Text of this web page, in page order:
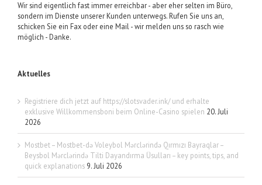
Wir sind eigentlich fast immer erreichbar - aber eher selten im Büro,
sondern im Dienste unserer Kunden unterwegs. Rufen Sie uns an,
schicken Sie ein Fax oder eine Mail - wir melden uns so rasch wie
möglich - Danke.
Aktuelles
Registriere dich jetzt auf https://slotsvader.ink/ und erhalte
exklusive Willkommensboni beim Online-Casino spielen 20. Juli
2026
Mostbet – Mostbet-də Voleybol Mərclərində Qırmızı Bayraqlar –
Beysbol Mərclərində Tilti Dayandırma Üsulları – key points, tips, and
quick explanations 9. Juli 2026